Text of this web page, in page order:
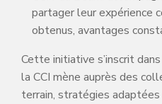
partager leur expérience
obtenus, avantages
Cette initiative s’inscrit
la CCI mène auprès des
terrain, stratégies